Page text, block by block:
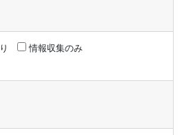
情報収集のみ